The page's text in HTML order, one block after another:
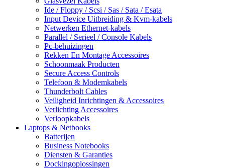
Ide / Floppy / Scsi / Sas / Sata / Esata
Input Device Uitbreiding & Kvm-kabels
Netwerken Ethernet-kabels
Parallel / Serieel / Console Kabels
Pc-behuizingen
Rekken En Montage Accessoires
Schoonmaak Producten
Secure Access Controls
Telefoon & Modemkabels
Thunderbolt Cables
Veiligheid Inrichtingen & Accessoires
Verlichting Accessoires
Verloopkabels
Laptops & Netbooks
Batterijen
Business Notebooks
Diensten & Garanties
Dockingoplossingen